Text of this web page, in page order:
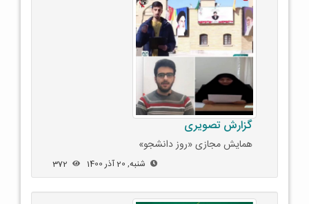
گزارش تصویری
همایش مجازی «روز دانشجو»
شنبه, 20 آذر 1400 372